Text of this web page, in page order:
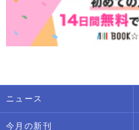
ニュース
今月の新刊